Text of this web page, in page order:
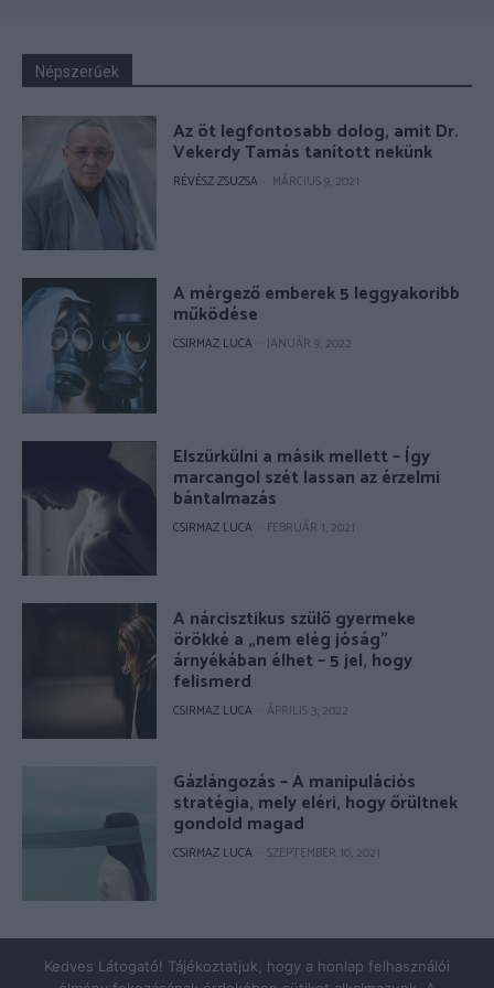
Népszerűek
Az öt legfontosabb dolog, amit Dr.
Vekerdy Tamás tanított nekünk
RÉVÉSZ ZSUZSA MÁRCIUS 9, 2021
A mérgező emberek 5 leggyakoribb
működése
CSIRMAZ LUCA JANUÁR 9, 2022
Elszürkülni a másik mellett – Így
marcangol szét lassan az érzelmi
bántalmazás
CSIRMAZ LUCA FEBRUÁR 1, 2021
A nárcisztikus szülő gyermeke
örökké a „nem elég jóság”
árnyékában élhet – 5 jel, hogy
felismerd
CSIRMAZ LUCA ÁPRILIS 3, 2022
Gázlángozás – A manipulációs
stratégia, mely eléri, hogy őrültnek
gondold magad
CSIRMAZ LUCA SZEPTEMBER 10, 2021
© Copyright 2026 - pszicholive.hu
Kedves Látogató! Tájékoztatjuk, hogy a honlap felhasználói